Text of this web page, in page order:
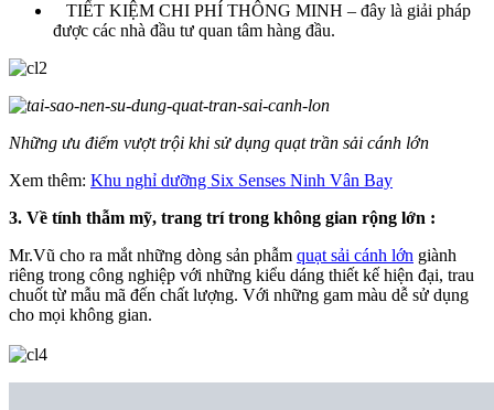
TIẾT KIỆM CHI PHÍ THÔNG MINH – đây là giải pháp
được các nhà đầu tư quan tâm hàng đầu.
Những ưu điểm vượt trội khi sử dụng quạt trần sải cánh lớn
Xem thêm: Khu nghỉ dưỡng Six Senses Ninh Vân Bay
3. Về tính thẫm mỹ, trang trí trong không gian rộng lớn :
Mr.Vũ cho ra mắt những dòng sản phẫm quạt sải cánh lớn giành
riêng trong công nghiệp với những kiểu dáng thiết kế hiện đại, trau
chuốt từ mẫu mã đến chất lượng. Với những gam màu dễ sử dụng
cho mọi không gian.